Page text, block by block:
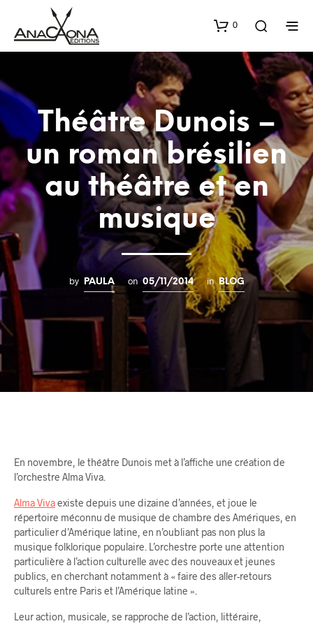
0
Théâtre Dunois –
un roman brésilien
au théâtre et en
musique
by PAULA on 05/11/2014 in BLOG
En novembre, le théâtre Dunois met à l’affiche une création de
l’orchestre Alma Viva.
Alma Vivaexiste depuis une dizaine d’années, et joue le
répertoire méconnu de musique de chambre des Amériques, en
particulier d’Amérique latine, en n’oubliant pas non plus la
musique folklorique populaire. L’orchestre porte une attention
particulière à l’action culturelle avec des nouveaux et jeunes
publics, en cherchant notamment à « faire des aller-retours
culturels entre Paris et l’Amérique latine ».
Leur action, musicale, se rapproche de l’action, littéraire,